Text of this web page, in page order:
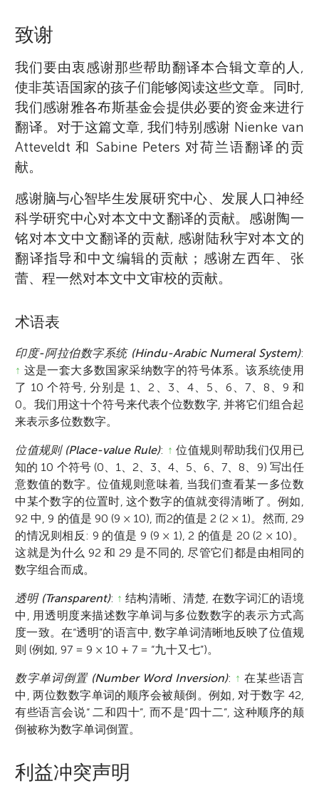
致谢
我们要由衷感谢那些帮助翻译本合辑文章的人,
使非英语国家的孩子们能够阅读这些文章。同时,
我们感谢雅各布斯基金会提供必要的资金来进行
翻译。对于这篇文章, 我们特别感谢 Nienke van
Atteveldt 和 Sabine Peters 对荷兰语翻译的贡
献。
感谢脑与心智毕生发展研究中心、发展人口神经
科学研究中心对本文中文翻译的贡献。感谢陶一
铭对本文中文翻译的贡献, 感谢陆秋宇对本文的
翻译指导和中文编辑的贡献；感谢左西年、张
蕾、程一然对本文中文审校的贡献。
术语表
印度-阿拉伯数字系统 (Hindu-Arabic Numeral System):
↑ 这是一套大多数国家采纳数字的符号体系。该系统使用
了 10 个符号, 分别是 1、2、3、4、5、6、7、8、9 和
0。我们用这十个符号来代表个位数数字, 并将它们组合起
来表示多位数数字。
位值规则 (Place-value Rule): ↑ 位值规则帮助我们仅用已
知的 10 个符号 (0、1、2、3、4、5、6、7、8、9) 写出任
意数值的数字。位值规则意味着, 当我们查看某一多位数
中某个数字的位置时, 这个数字的值就变得清晰了。例如,
92 中, 9 的值是 90 (9 × 10), 而2的值是 2 (2 × 1)。然而, 29
的情况则相反: 9 的值是 9 (9 × 1), 2 的值是 20 (2 × 10)。
这就是为什么 92 和 29 是不同的, 尽管它们都是由相同的
数字组合而成。
透明 (Transparent): ↑ 结构清晰、清楚, 在数字词汇的语境
中, 用透明度来描述数字单词与多位数数字的表示方式高
度一致。在“透明”的语言中, 数字单词清晰地反映了位值规
则 (例如, 97 = 9 × 10 + 7 = “九十又七”)。
数字单词倒置 (Number Word Inversion): ↑ 在某些语言
中, 两位数数字单词的顺序会被颠倒。例如, 对于数字 42,
有些语言会说“ 二和四十”, 而不是“四十二”, 这种顺序的颠
倒被称为数字单词倒置。
利益冲突声明